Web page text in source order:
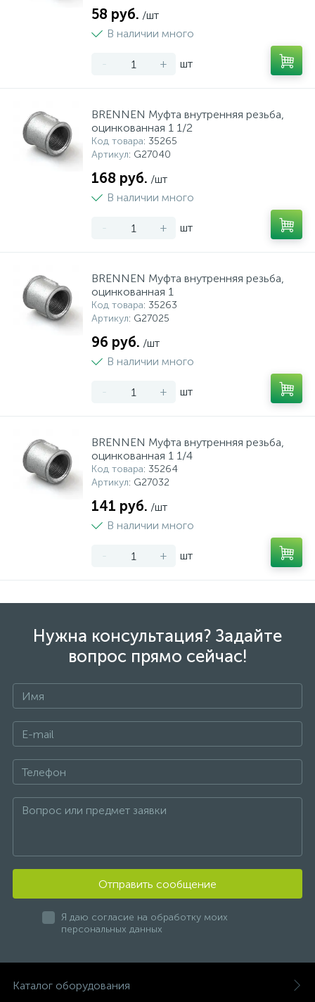
58 руб. /шт
В наличии много
- + шт
BRENNEN Муфта внутренняя резьба,
оцинкованная 1 1/2
Код товара: 35265
Артикул: G27040
168 руб. /шт
В наличии много
- + шт
BRENNEN Муфта внутренняя резьба,
оцинкованная 1
Код товара: 35263
Артикул: G27025
96 руб. /шт
В наличии много
- + шт
BRENNEN Муфта внутренняя резьба,
оцинкованная 1 1/4
Код товара: 35264
Артикул: G27032
141 руб. /шт
В наличии много
- + шт
Нужна консультация? Задайте
вопрос прямо сейчас!
Отправить сообщение
Я даю согласие на обработку моих
персональных данных
Каталог оборудования